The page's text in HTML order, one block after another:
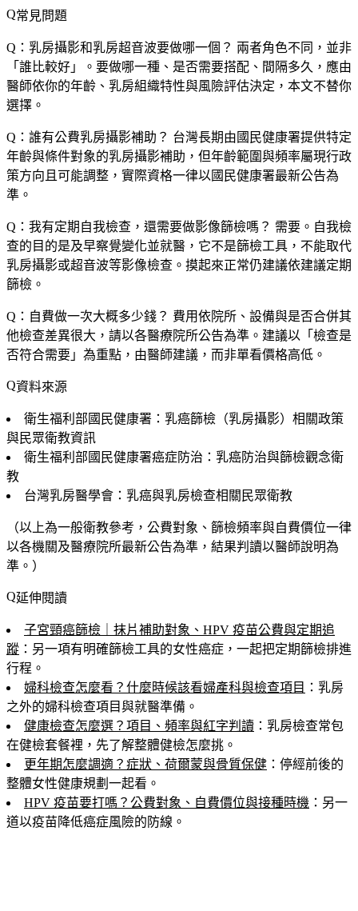
常見問題
Q：乳房攝影和乳房超音波要做哪一個？ 兩者角色不同，並非
「誰比較好」。要做哪一種、是否需要搭配、間隔多久，應由
醫師依你的年齡、乳房組織特性與風險評估決定，本文不替你
選擇。
Q：誰有公費乳房攝影補助？ 台灣長期由國民健康署提供特定
年齡與條件對象的乳房攝影補助，但年齡範圍與頻率屬現行政
策方向且可能調整，實際資格一律以國民健康署最新公告為
準。
Q：我有定期自我檢查，還需要做影像篩檢嗎？ 需要。自我檢
查的目的是及早察覺變化並就醫，它不是篩檢工具，不能取代
乳房攝影或超音波等影像檢查。摸起來正常仍建議依建議定期
篩檢。
Q：自費做一次大概多少錢？ 費用依院所、設備與是否合併其
他檢查差異很大，請以各醫療院所公告為準。建議以「檢查是
否符合需要」為重點，由醫師建議，而非單看價格高低。
資料來源
衛生福利部國民健康署：乳癌篩檢（乳房攝影）相關政策
與民眾衛教資訊
衛生福利部國民健康署癌症防治：乳癌防治與篩檢觀念衛
教
台灣乳房醫學會：乳癌與乳房檢查相關民眾衛教
（以上為一般衛教參考，公費對象、篩檢頻率與自費價位一律
以各機關及醫療院所最新公告為準，結果判讀以醫師說明為
準。）
延伸閱讀
子宮頸癌篩檢｜抹片補助對象、HPV 疫苗公費與定期追
蹤 ：另一項有明確篩檢工具的女性癌症，一起把定期篩檢排進
行程。
婦科檢查怎麼看？什麼時候該看婦產科與檢查項目 ：乳房
之外的婦科檢查項目與就醫準備。
健康檢查怎麼選？項目、頻率與紅字判讀 ：乳房檢查常包
在健檢套餐裡，先了解整體健檢怎麼挑。
更年期怎麼調適？症狀、荷爾蒙與骨質保健 ：停經前後的
整體女性健康規劃一起看。
HPV 疫苗要打嗎？公費對象、自費價位與接種時機 ：另一
道以疫苗降低癌症風險的防線。